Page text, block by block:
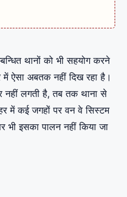
थानों को भी सहयोग करने
में ऐसा अबतक नहीं दिख रहा है।
नहीं लगती है, तब तक थाना से
में कई जगहों पर वन वे सिस्टम
भी इसका पालन नहीं किया जा